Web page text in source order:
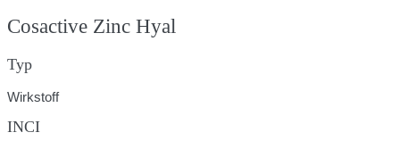
Cosactive Zinc Hyal
Typ
Wirkstoff
INCI